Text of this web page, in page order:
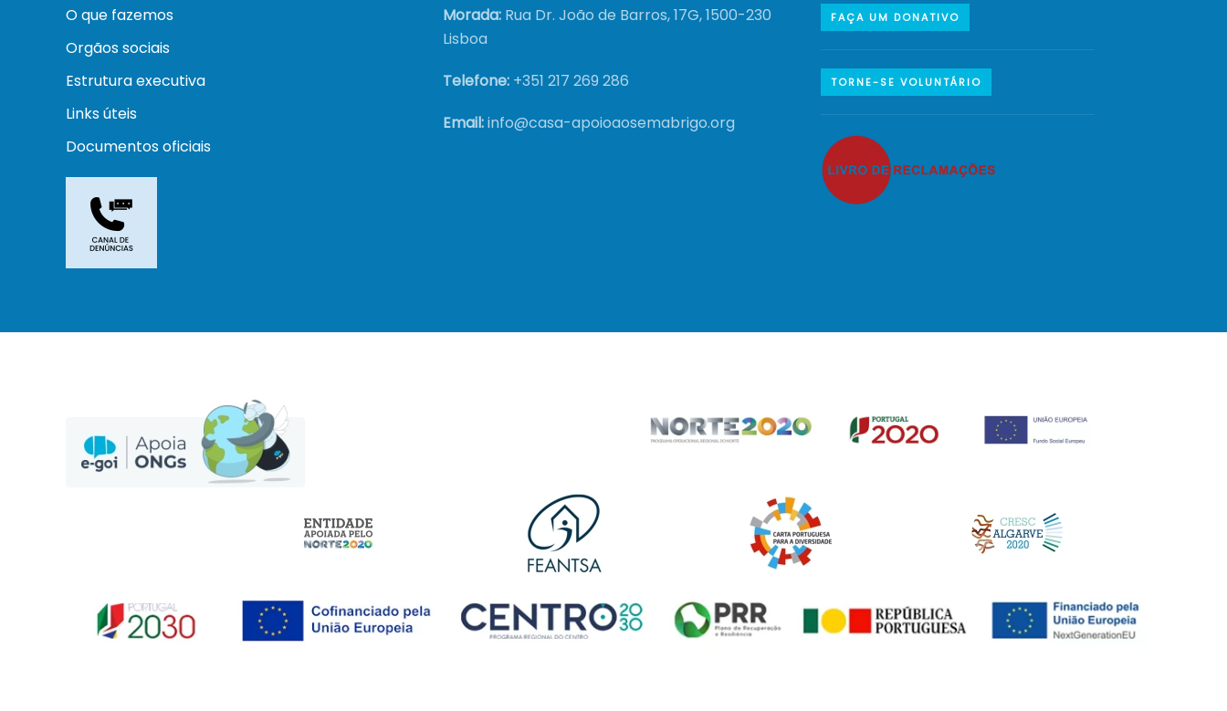
O que fazemos
Orgãos sociais
Estrutura executiva
Links úteis
Documentos oficiais
Morada: Rua Dr. João de Barros, 17G, 1500-230
Lisboa
Telefone: +351217 269 286
Email:info@casa-apoioaosemabrigo.org
FAÇA UM DONATIVO
TORNE-SE VOLUNTÁRIO